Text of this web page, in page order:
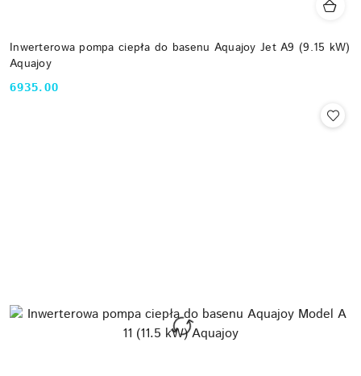
Inwerterowa pompa ciepła do basenu Aquajoy Jet A9 (9.15 kW)
Aquajoy
Cena:
6935.00